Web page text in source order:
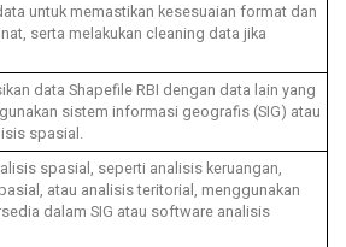
untuk memastikan kesesuaian format dan
serta melakukan cleaning data jika
data Shapefile RBI dengan data lain yang
sistem informasi geografis (SIG) atau
spasial.
spasial, seperti analisis keruangan,
atau analisis teritorial, menggunakan
dalam SIG atau software analisis